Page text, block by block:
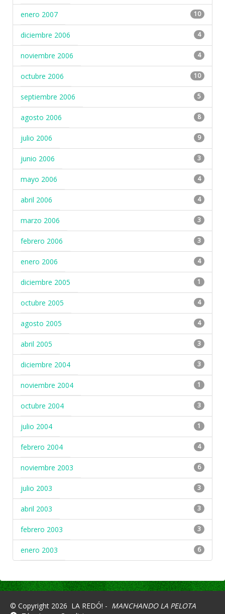
enero 2007 10
diciembre 2006 4
noviembre 2006 4
octubre 2006 10
septiembre 2006 5
agosto 2006 8
julio 2006 9
junio 2006 3
mayo 2006 4
abril 2006 4
marzo 2006 3
febrero 2006 3
enero 2006 4
diciembre 2005 1
octubre 2005 4
agosto 2005 4
abril 2005 3
diciembre 2004 3
noviembre 2004 1
octubre 2004 3
julio 2004 1
febrero 2004 4
noviembre 2003 6
julio 2003 3
abril 2003 3
febrero 2003 3
enero 2003 6
© Copyright 2026 LA REDÓ! - MANCHANDO LA PELOTA